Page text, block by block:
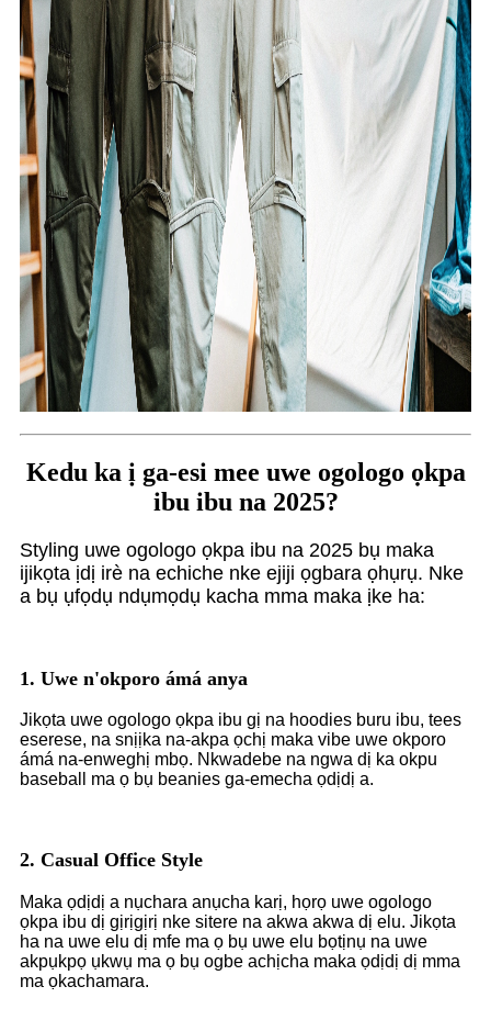
Kedu ka ị ga-esi mee uwe ogologo ọkpa
ibu ibu na 2025?
Styling uwe ogologo ọkpa ibu na 2025 bụ maka
ijikọta ịdị irè na echiche nke ejiji ọgbara ọhụrụ. Nke
a bụ ụfọdụ ndụmọdụ kacha mma maka ịke ha:
1. Uwe n'okporo ámá anya
Jikọta uwe ogologo ọkpa ibu gị na hoodies buru ibu, tees
eserese, na snịịka na-akpa ọchị maka vibe uwe okporo
ámá na-enweghị mbọ. Nkwadebe na ngwa dị ka okpu
baseball ma ọ bụ beanies ga-emecha ọdịdị a.
2. Casual Office Style
Maka ọdịdị a nụchara anụcha karị, họrọ uwe ogologo
ọkpa ibu dị gịrịgịrị nke sitere na akwa akwa dị elu. Jikọta
ha na uwe elu dị mfe ma ọ bụ uwe elu bọtịnụ na uwe
akpụkpọ ụkwụ ma ọ bụ ogbe achịcha maka ọdịdị dị mma
ma ọkachamara.